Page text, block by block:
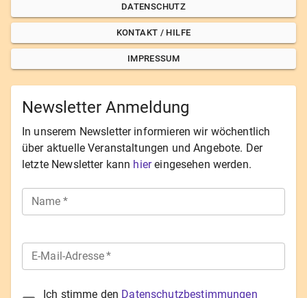
DATENSCHUTZ
KONTAKT / HILFE
IMPRESSUM
Newsletter Anmeldung
In unserem Newsletter informieren wir wöchentlich
über aktuelle Veranstaltungen und Angebote. Der
letzte Newsletter kann hier eingesehen werden.
Name *
E-Mail-Adresse*
Ich stimme den Datenschutzbestimmungen